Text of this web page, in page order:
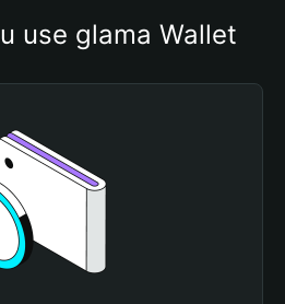
use glama Wallet